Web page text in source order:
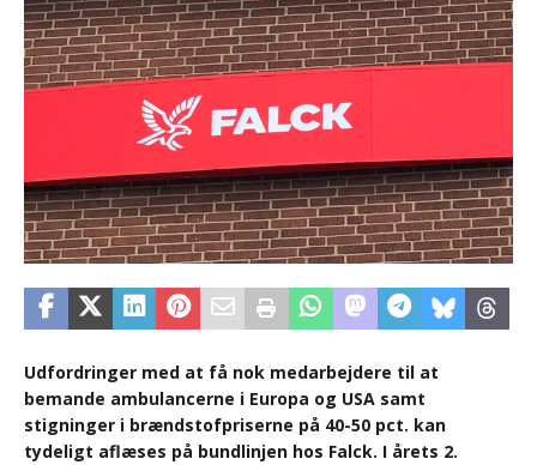
Udfordringer med at få nok medarbejdere til at
bemande ambulancerne i Europa og USA samt
stigninger i brændstofpriserne på 40-50 pct. kan
tydeligt aflæses på bundlinjen hos Falck. I årets 2.